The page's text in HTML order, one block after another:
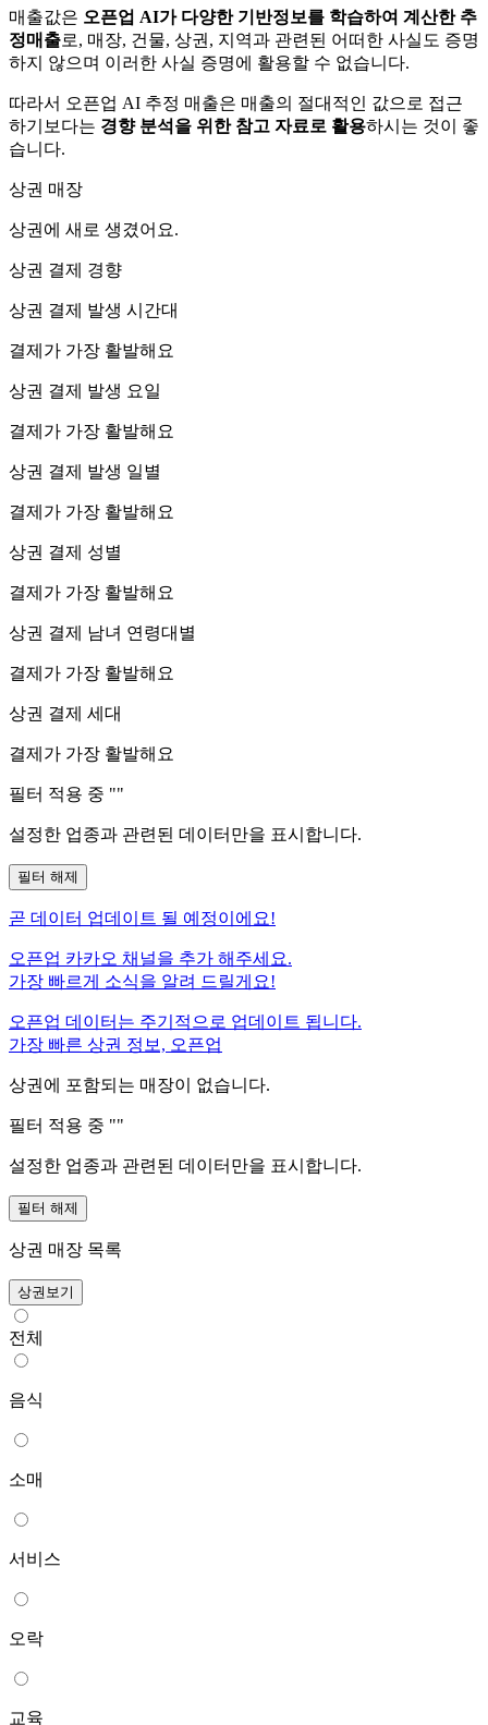
매출값은 오픈업 AI가 다양한 기반정보를 학습하여 계산한 추
정매출로, 매장, 건물, 상권, 지역과 관련된 어떠한 사실도 증명
하지 않으며 이러한 사실 증명에 활용할 수 없습니다.
따라서 오픈업 AI 추정 매출은 매출의 절대적인 값으로 접근
하기보다는 경향 분석을 위한 참고 자료로 활용하시는 것이 좋
습니다.
상권 매장
상권에 새로 생겼어요.
상권 결제 경향
상권 결제 발생 시간대
결제가 가장 활발해요
상권 결제 발생 요일
결제가 가장 활발해요
상권 결제 발생 일별
결제가 가장 활발해요
상권 결제 성별
결제가 가장 활발해요
상권 결제 남녀 연령대별
결제가 가장 활발해요
상권 결제 세대
결제가 가장 활발해요
필터 적용 중 ""
설정한 업종과 관련된 데이터만을 표시합니다.
필터 해제
곧 데이터 업데이트 될 예정이에요!
오픈업 카카오 채널을 추가 해주세요.
가장 빠르게 소식을 알려 드릴게요!
오픈업 데이터는 주기적으로 업데이트 됩니다.
가장 빠른 상권 정보, 오픈업
상권에 포함되는 매장이 없습니다.
필터 적용 중 ""
설정한 업종과 관련된 데이터만을 표시합니다.
필터 해제
상권 매장 목록
상권보기
전체
음식
소매
서비스
오락
교육